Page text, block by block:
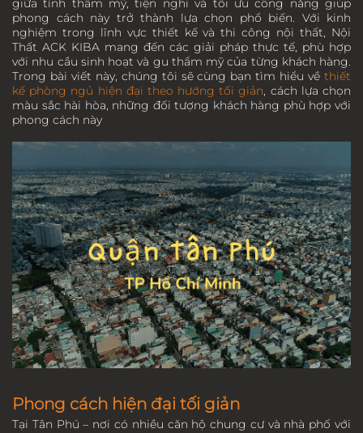
giữa tính thẩm mỹ, tiện nghi và tối ưu công năng giúp
phong cách này trở thành lựa chọn phổ biến. Với kinh
nghiệm trong lĩnh vực thiết kế và thi công nội thất, Nội
Thất ACK KIBA mang đến các giải pháp thực tế, phù hợp
với nhu cầu sinh hoạt và gu thẩm mỹ của từng khách hàng.
Trong bài viết này, chúng tôi sẽ cùng bạn tìm hiểu về thiết
kế phòng ngủ hiện đại theo hướng tối giản, cách lựa chọn
màu sắc hài hòa, những đối tượng khách hàng phù hợp với
phong cách này
Phong cách hiện đại tối giản
Tại Tân Phú – nơi có nhiều căn hộ chung cư và nhà phố với